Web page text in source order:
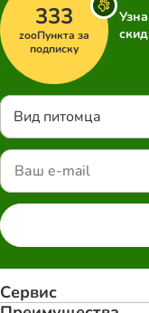
333
zooПункта за
подписку
Вид питомца
Сервис